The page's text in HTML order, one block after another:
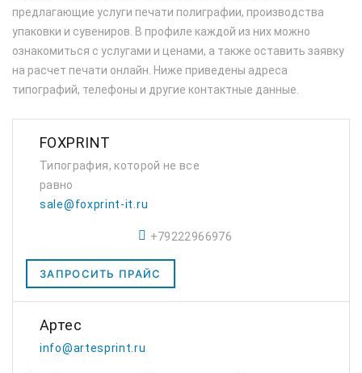
предлагающие услуги печати полиграфии, производства
упаковки и сувениров. В профиле каждой из них можно
ознакомиться с услугами и ценами, а также оставить заявку
на расчет печати онлайн. Ниже приведены адреса
типографий, телефоны и другие контактные данные.
FOXPRINT
Типография, которой не все
равно
sale@foxprint-it.ru
+79222966976
ЗАПРОСИТЬ ПРАЙС
Артес
info@artesprint.ru